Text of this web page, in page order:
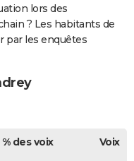
lors des
? Les habitants de
par les enquêtes
% des voix Voix